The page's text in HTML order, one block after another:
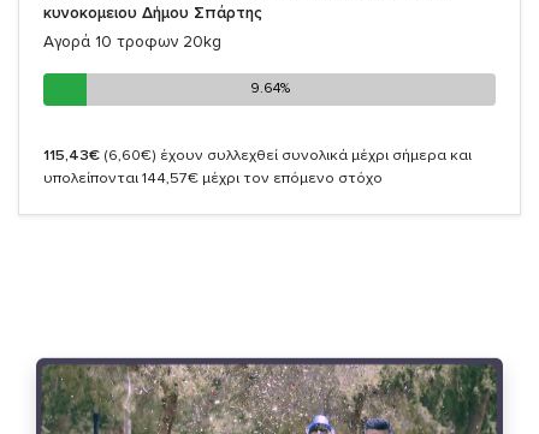
κυνοκομειου Δήμου Σπάρτης
Αγορά 10 τροφων 20kg
9.64%
9.64%
115,43€ (6,60€) έχουν συλλεχθεί συνολικά μέχρι σήμερα και
υπολείπονται 144,57€ μέχρι τον επόμενο στόχο